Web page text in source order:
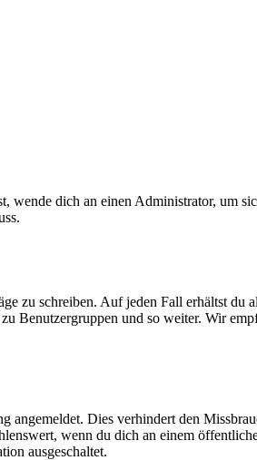
dich an einen Administrator, um
zu schreiben. Auf jeden Fall erhältst du
Benutzergruppen und so weiter. Wir
angemeldet. Dies verhindert den
wenn du dich an einem
ausgeschaltet.